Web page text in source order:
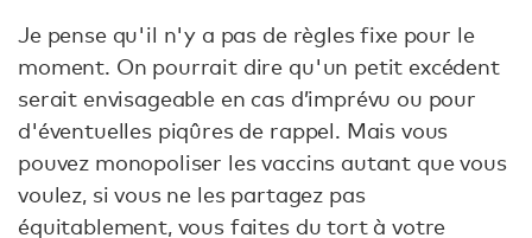
Je pense qu'il n'y a pas de règles fixe pour le
moment. On pourrait dire qu'un petit excédent
serait envisageable en cas d’imprévu ou pour
d'éventuelles piqûres de rappel. Mais vous
pouvez monopoliser les vaccins autant que vous
voulez, si vous ne les partagez pas
équitablement, vous faites du tort à votre